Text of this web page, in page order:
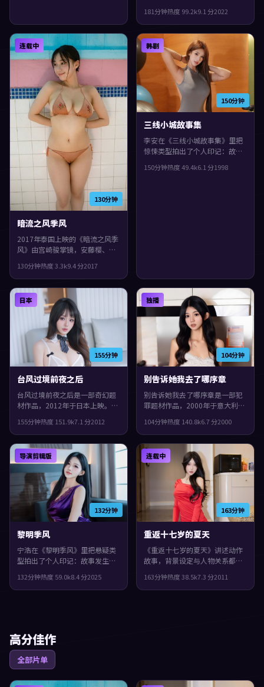
方索·卡隆执导，役所广司、刘
德华、黄政民领衔。影片在类型
框架里仍保留了作者表达，配乐
与声场强化了不安与孤独感。
181分钟热度 99.2k9.1 分2022
130分钟
连载中
暗流之风季风
2017年泰国上映的《暗流之风季
风》由宫崎骏掌镜，安藤樱、孔
科幻，一场意外把原本平行的人
生拧在一起，观感紧凑，值得推
荐。
130分钟热度3.3k9.4分2017
150分钟
韩剧
三线小城故事集
李安在《三线小城故事集》里把
惊悚类型拍出了个人印记：故事
面。主演包括任素汐、雷佳音、
150分钟热度49.4k6.1 分1998
155分钟
日本
台风过境前夜之后
台风过境前夜之后是一部奇幻题
材作品，2012年于日本上映。由
章子怡、任素汐等主演。镜头语
言偏写实，细节里埋着伏笔，片
尾余味很足。
155分钟热度 151.9k7.1 分2012
104分钟
独播
别告诉她我去了哪序章
别告诉她我去了哪序章是一部犯
罪题材作品，2000年于意大利上
导，木村拓哉、佛罗伦斯·珀、
雷佳音等主演。叙事在回忆与现
实之间交错推进，整体完成度较
高，适合喜欢细腻叙事与人物刻
画的观众。
104分钟热度 140.8k6.7分2000
132分钟
导演剪辑版
黎明季风
宁浩在《黎明季风》里把悬疑类
型拍出了个人印记：故事发生在
演包括易烊千玺、杨紫、胡歌。
结局留白，给观众回味与讨论空
132分钟热度 59.0k8.4分2025
163分钟
连载中
重返十七岁的夏天
《重返十七岁的夏天》讲述动作
故事，背景设定与人物关系都紧
2011年上映，韦斯·安德森执
导，咏梅、黄渤、刘德华领衔。
163分钟热度38.5k7.3 分2011
高分佳作
全部片单